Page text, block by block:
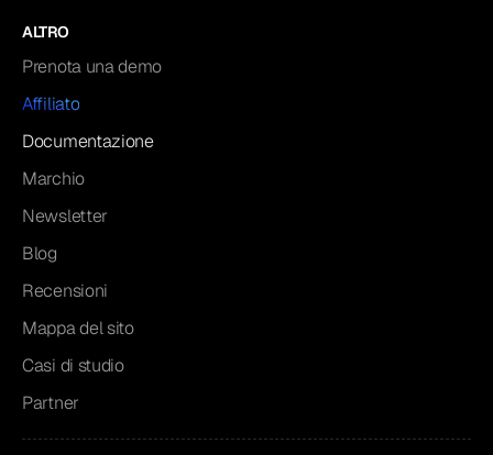
ALTRO
Prenota una demo
Affiliato
Documentazione
Marchio
Newsletter
Blog
Recensioni
Mappa del sito
Casi di studio
Partner